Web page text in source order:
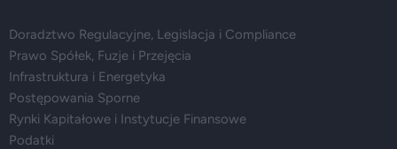
Doradztwo Regulacyjne, Legislacja i Compliance
Prawo Spółek, Fuzje i Przejęcia
Infrastruktura i Energetyka
Postępowania Sporne
Rynki Kapitałowe i Instytucje Finansowe
Podatki